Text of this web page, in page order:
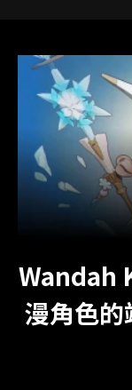
Wandah
漫角色